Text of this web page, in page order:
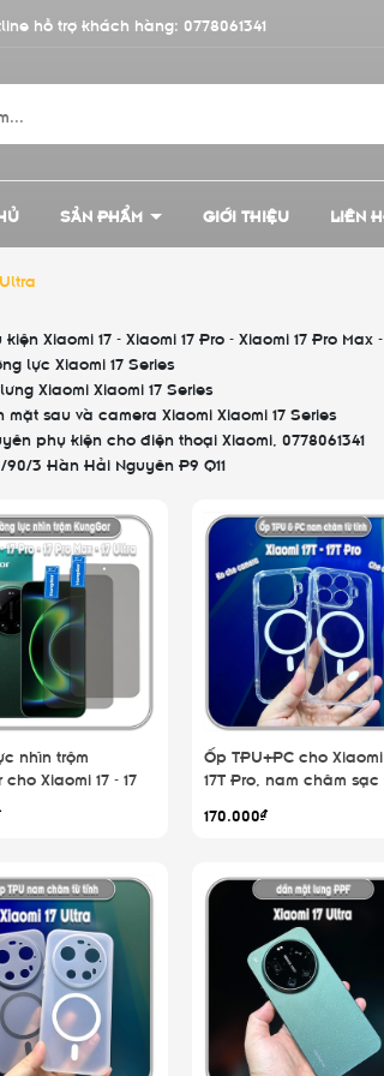
hỗ trợ khách hàng: 0778061341
SẢN PHẨM GIỚI THIỆU LIÊN
kiện Xiaomi 17 - Xiaomi 17 Pro - Xiaomi 17 Pro Max
lực Xiaomi 17 Series
Xiaomi Xiaomi 17 Series
mặt sau và camera Xiaomi Xiaomi 17 Series
phụ kiện cho điện thoại Xiaomi, 0778061341
90/3 Hàn Hải Nguyên P9 Q11
nhìn trộm
Xiaomi 17 - 17
Ốp TPU+PC cho Xiaomi
17T Pro, nam châm sạc
170.000₫